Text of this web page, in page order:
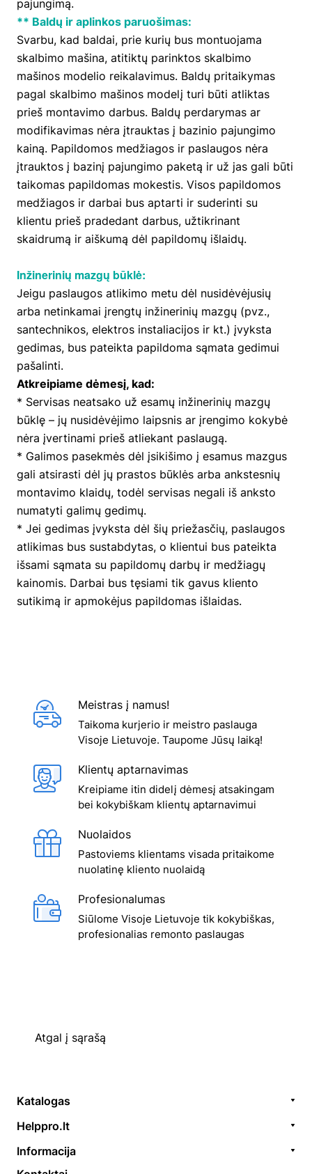
pajungimą.
** Baldų ir aplinkos paruošimas:
Svarbu, kad baldai, prie kurių bus montuojama
skalbimo mašina, atitiktų parinktos skalbimo
mašinos modelio reikalavimus. Baldų pritaikymas
pagal skalbimo mašinos modelį turi būti atliktas
prieš montavimo darbus. Baldų perdarymas ar
modifikavimas nėra įtrauktas į bazinio pajungimo
kainą. Papildomos medžiagos ir paslaugos nėra
įtrauktos į bazinį pajungimo paketą ir už jas gali būti
taikomas papildomas mokestis. Visos papildomos
medžiagos ir darbai bus aptarti ir suderinti su
klientu prieš pradedant darbus, užtikrinant
skaidrumą ir aiškumą dėl papildomų išlaidų.
Inžinerinių mazgų būklė:
Jeigu paslaugos atlikimo metu dėl nusidėvėjusių
arba netinkamai įrengtų inžinerinių mazgų (pvz.,
santechnikos, elektros instaliacijos ir kt.) įvyksta
gedimas, bus pateikta papildoma sąmata gedimui
pašalinti.
Atkreipiame dėmesį, kad:
* Servisas neatsako už esamų inžinerinių mazgų
būklę – jų nusidėvėjimo laipsnis ar įrengimo kokybė
nėra įvertinami prieš atliekant paslaugą.
* Galimos pasekmės dėl įsikišimo į esamus mazgus
gali atsirasti dėl jų prastos būklės arba ankstesnių
montavimo klaidų, todėl servisas negali iš anksto
numatyti galimų gedimų.
* Jei gedimas įvyksta dėl šių priežasčių, paslaugos
atlikimas bus sustabdytas, o klientui bus pateikta
išsami sąmata su papildomų darbų ir medžiagų
kainomis. Darbai bus tęsiami tik gavus kliento
sutikimą ir apmokėjus papildomas išlaidas.
Meistras į namus!
Taikoma kurjerio ir meistro paslauga
Visoje Lietuvoje. Taupome Jūsų laiką!
Klientų aptarnavimas
Kreipiame itin didelį dėmesį atsakingam
bei kokybiškam klientų aptarnavimui
Nuolaidos
Pastoviems klientams visada pritaikome
nuolatinę kliento nuolaidą
Profesionalumas
Siūlome Visoje Lietuvoje tik kokybiškas,
profesionalias remonto paslaugas
Atgal į sąrašą
Katalogas
Prekės / aksesuarai
Akcijos
Helppro.lt
Informacija